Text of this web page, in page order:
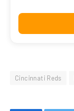
Cincinnati Reds